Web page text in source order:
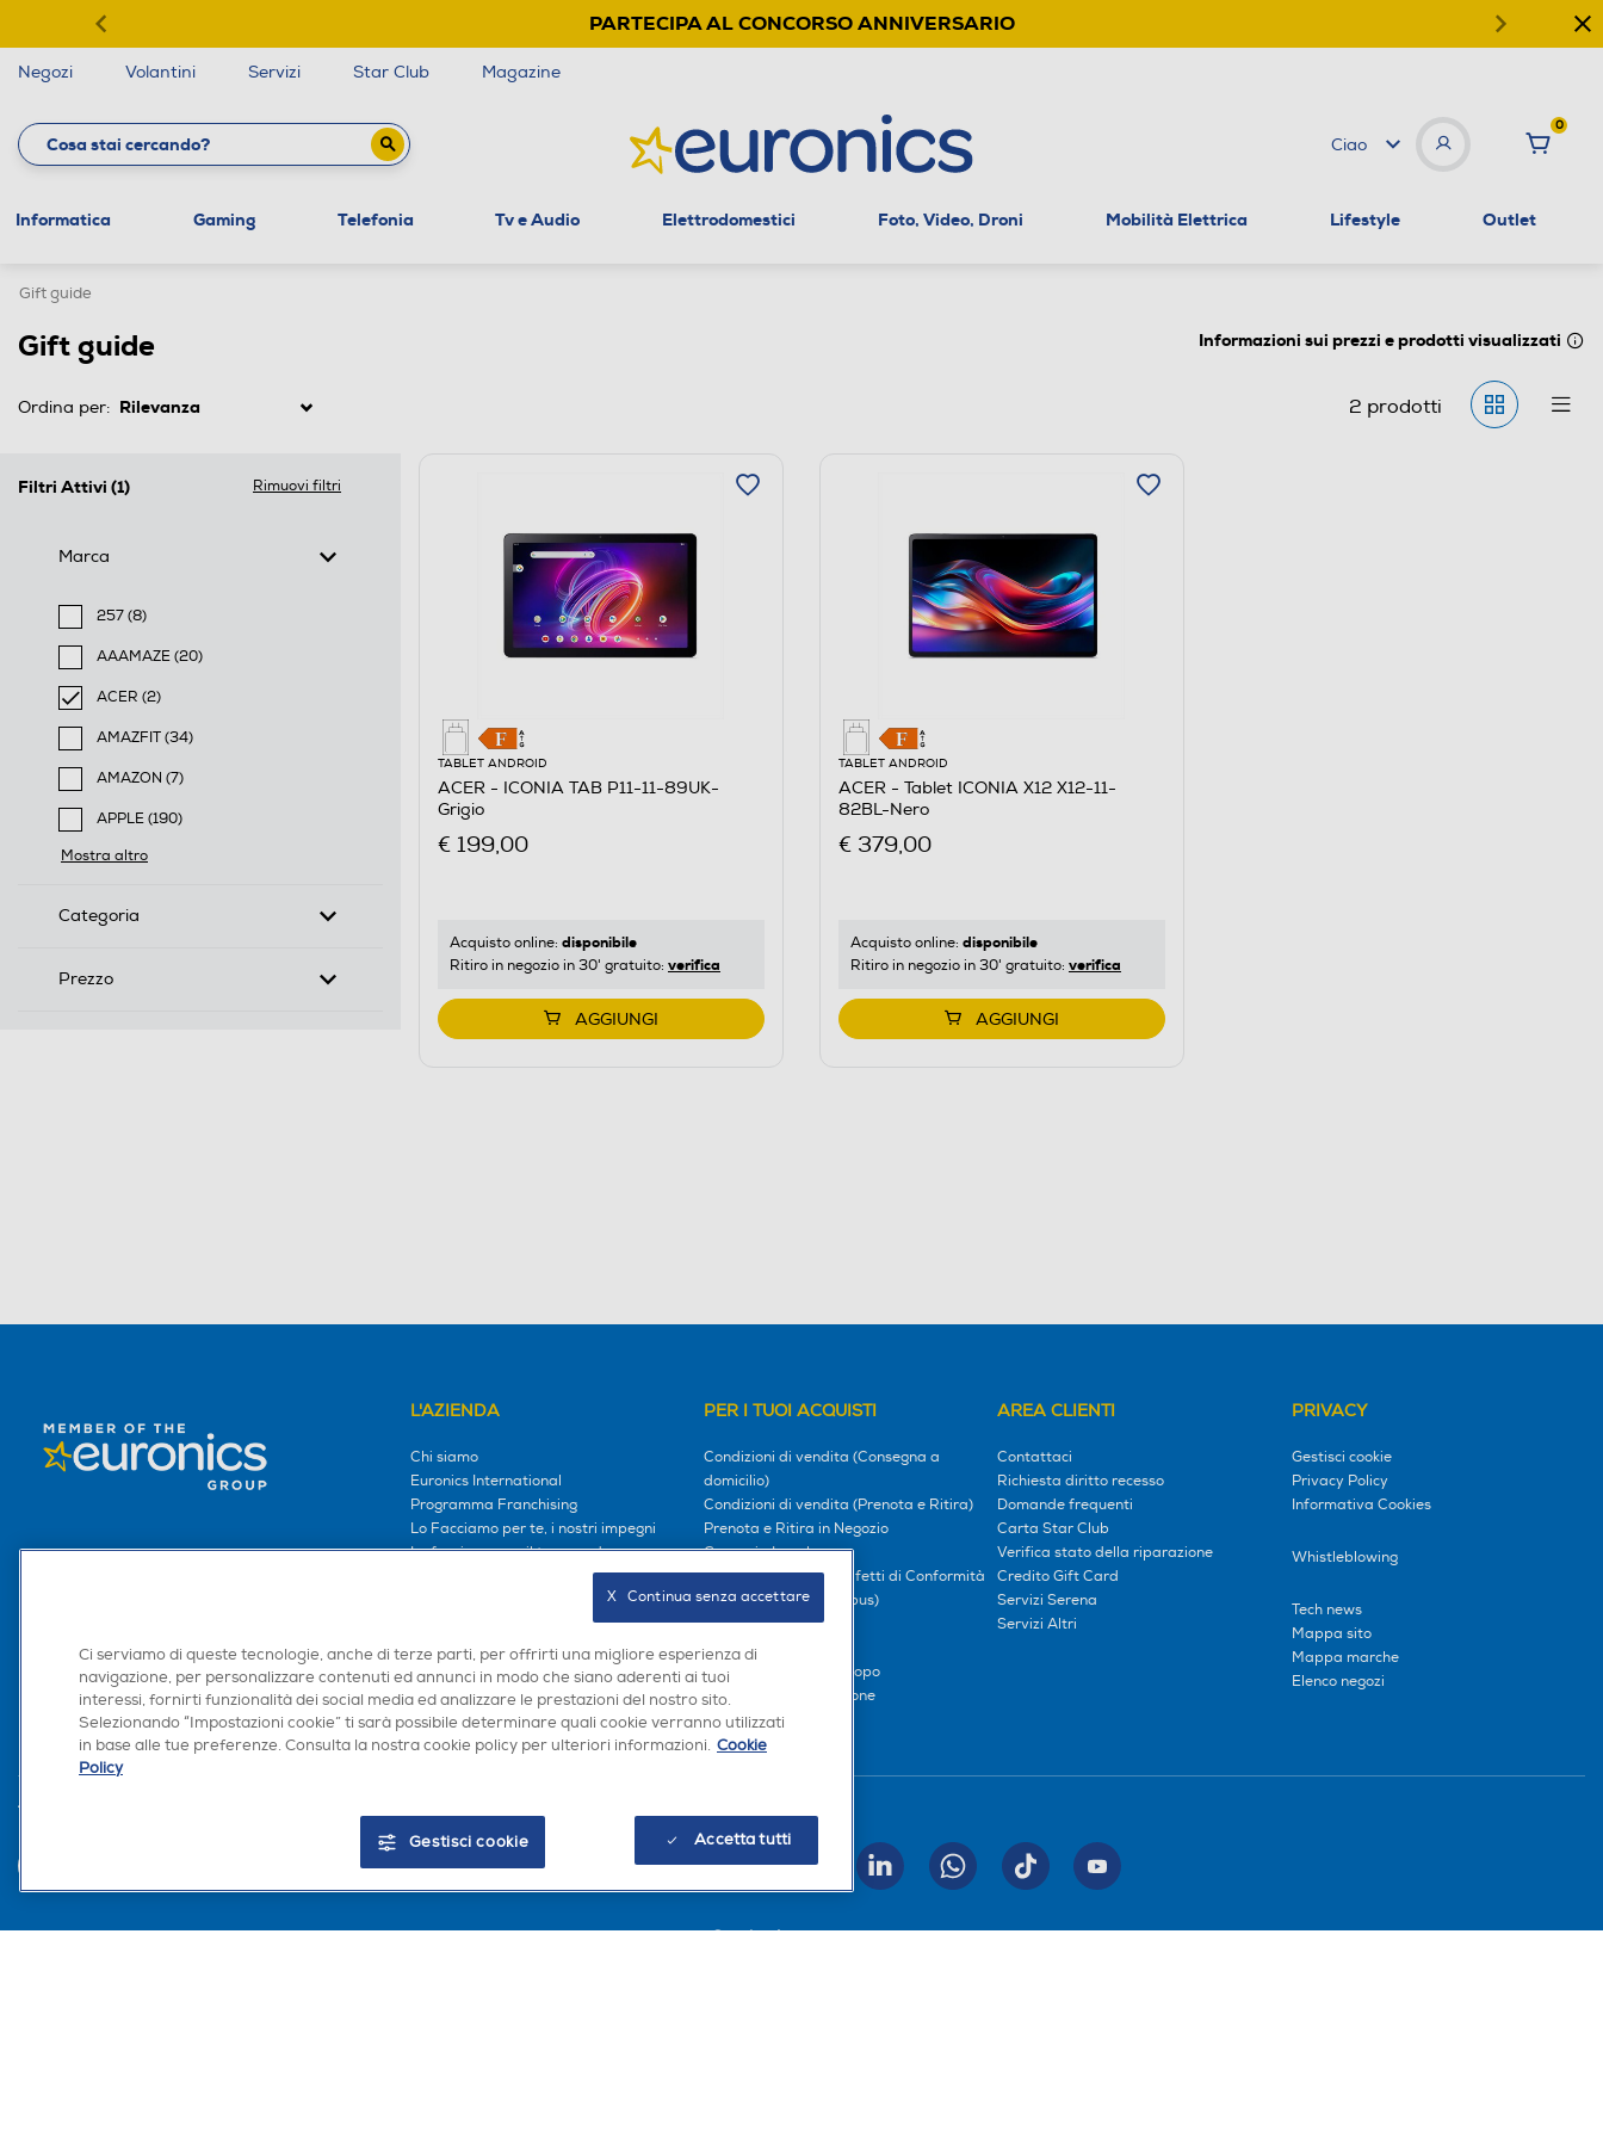
PARTECIPA AL CONCORSO ANNIVERSARIO
Negozi Volantini Servizi Star Club Magazine
Ciao
0
Informatica Gaming Telefonia Tv e Audio Elettrodomestici Foto, Video, Droni Mobilità Elettrica Lifestyle Outlet
Gift guide
Gift guide Informazioni sui prezzi e prodotti visualizzati
Ordina per: 2 prodotti
Filtri Attivi (1) Rimuovi filtri
Marca
257 (8)
Filtra per Marca: 257
AAAMAZE (20)
Filtra per Marca: AAAMAZE
ACER (2)
selected Filtro applicato per Marca: ACER
AMAZFIT (34)
Filtra per Marca: AMAZFIT
AMAZON (7)
Filtra per Marca: AMAZON
APPLE (190)
Filtra per Marca: APPLE
Mostra altro
Categoria
Prezzo
TABLET ANDROID
ACER - ICONIA TAB P11-11-89UK-
Grigio
€ 199,00
Acquisto online: disponibile
Ritiro in negozio in 30' gratuito: verifica
AGGIUNGI
TABLET ANDROID
ACER - Tablet ICONIA X12 X12-11-
82BL-Nero
€ 379,00
Acquisto online: disponibile
Ritiro in negozio in 30' gratuito: verifica
AGGIUNGI
L'AZIENDA
Chi siamo
Euronics International
Programma Franchising
Lo Facciamo per te, i nostri impegni
Lo facciamo per il tuo mondo
Retail Media
Ronics: agente AI
PER I TUOI ACQUISTI
Condizioni di vendita (Consegna a
domicilio)
Condizioni di vendita (Prenota e Ritira)
Prenota e Ritira in Negozio
Garanzia Legale
Diritto di Recesso e Difetti di Conformità
Prezzi e Sconti (Omnibus)
Metodi di pagamento
Finanziamenti
Compra ora e paga dopo
Consegna e Installazione
AREA CLIENTI
Contattaci
Richiesta diritto recesso
Domande frequenti
Carta Star Club
Verifica stato della riparazione
Credito Gift Card
Servizi Serena
Servizi Altri
PRIVACY
Gestisci cookie
Privacy Policy
Informativa Cookies
Whistleblowing
Tech news
Mappa sito
Mappa marche
Elenco negozi
Trova negozio
INVIA
Seguici sui social
Ci serviamo di queste tecnologie, anche di terze parti, per offrirti una migliore esperienza di
navigazione, per personalizzare contenuti ed annunci in modo che siano aderenti ai tuoi
interessi, fornirti funzionalità dei social media ed analizzare le prestazioni del nostro sito.
Selezionando “Impostazioni cookie” ti sarà possibile determinare quali cookie verranno utilizzati
in base alle tue preferenze. Consulta la nostra cookie policy per ulteriori informazioni. Cookie
Policy
Accetta tutti
Gestisci cookie
X   Continua senza accettare